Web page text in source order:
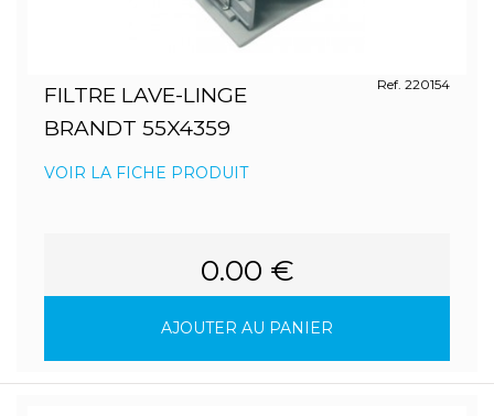
FILTRE LAVE-LINGE
BRANDT 55X4359
Ref. 220154
VOIR LA FICHE PRODUIT
0.00 €
AJOUTER AU PANIER